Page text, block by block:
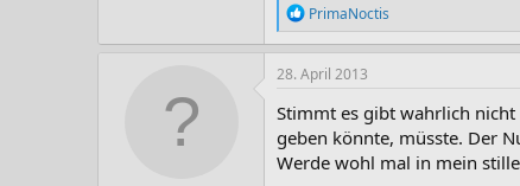
R
e
a
k
t
i
o
n
e
PrimaNoctis
28. April 2013
Stimmt es gibt wahrlich
geben könnte, müsste. Der
Werde wohl mal in mein